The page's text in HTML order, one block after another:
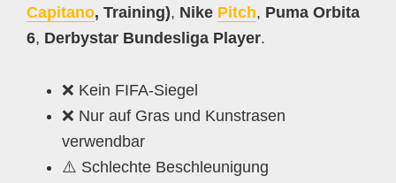
Capitano, Training), Nike Pitch, Puma Orbita
6, Derbystar Bundesliga Player.
❌ Kein FIFA-Siegel
❌ Nur auf Gras und Kunstrasen
verwendbar
⚠️ Schlechte Beschleunigung